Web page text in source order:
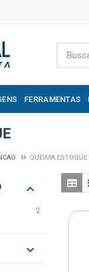
FERRAMENTAS
QUEIMA ESTOQUE
2